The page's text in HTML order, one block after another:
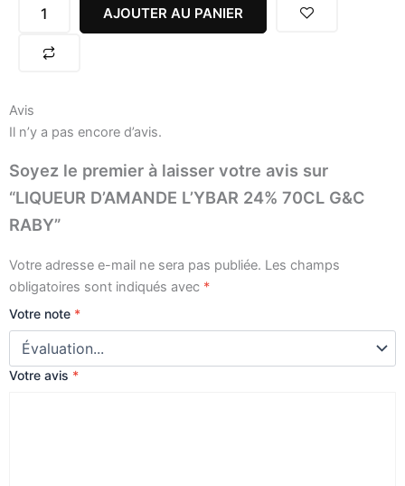
L'YBAR
70CL
AJOUTER AU PANIER
Avis
Il n’y a pas encore d’avis.
Soyez le premier à laisser votre avis sur
“LIQUEUR D’AMANDE L’YBAR 24% 70CL G&C
RABY”
Votre adresse e-mail ne sera pas publiée. Les champs
obligatoires sont indiqués avec *
Votre note *
Votre avis *